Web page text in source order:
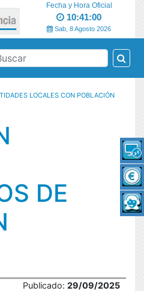
Fecha y Hora Oficial
10:41:00
Sab, 8 Agosto 2026
LOCALES CON POBLACIÓN
DE
Publicado: 29/09/2025